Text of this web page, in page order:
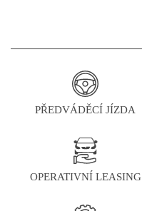
PŘEDVÁDĚCÍ JÍZDA
OPERATIVNÍ LEASING